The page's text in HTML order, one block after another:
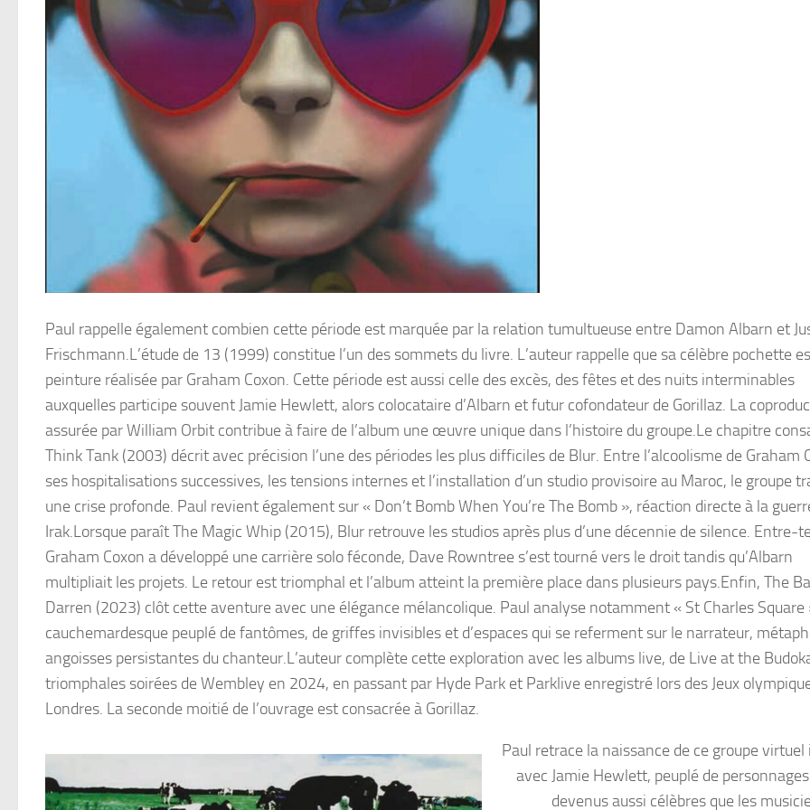
Paul rappelle également combien cette période est marquée par la relation tumultueuse entre Damon Albarn et
Frischmann.L’étude de 13 (1999) constitue l’un des sommets du livre. L’auteur rappelle que sa célèbre pochette
peinture réalisée par Graham Coxon. Cette période est aussi celle des excès, des fêtes et des nuits interminables
auxquelles participe souvent Jamie Hewlett, alors colocataire d’Albarn et futur cofondateur de Gorillaz. La
assurée par William Orbit contribue à faire de l’album une œuvre unique dans l’histoire du groupe.Le chapitre
Think Tank (2003) décrit avec précision l’une des périodes les plus difficiles de Blur. Entre l’alcoolisme de Graham
ses hospitalisations successives, les tensions internes et l’installation d’un studio provisoire au Maroc, le groupe
une crise profonde. Paul revient également sur « Don’t Bomb When You’re The Bomb », réaction directe à la
Irak.Lorsque paraît The Magic Whip (2015), Blur retrouve les studios après plus d’une décennie de silence. Entre-
Graham Coxon a développé une carrière solo féconde, Dave Rowntree s’est tourné vers le droit tandis qu’Albarn
multipliait les projets. Le retour est triomphal et l’album atteint la première place dans plusieurs pays.Enfin, The
Darren (2023) clôt cette aventure avec une élégance mélancolique. Paul analyse notamment « St Charles Square
cauchemardesque peuplé de fantômes, de griffes invisibles et d’espaces qui se referment sur le narrateur,
angoisses persistantes du chanteur.L’auteur complète cette exploration avec les albums live, de Live at the
triomphales soirées de Wembley en 2024, en passant par Hyde Park et Parklive enregistré lors des Jeux
Londres. La seconde moitié de l’ouvrage est consacrée à Gorillaz.
Paul retrace la naissance de ce groupe
avec Jamie Hewlett, peuplé de
devenus aussi célèbres que les